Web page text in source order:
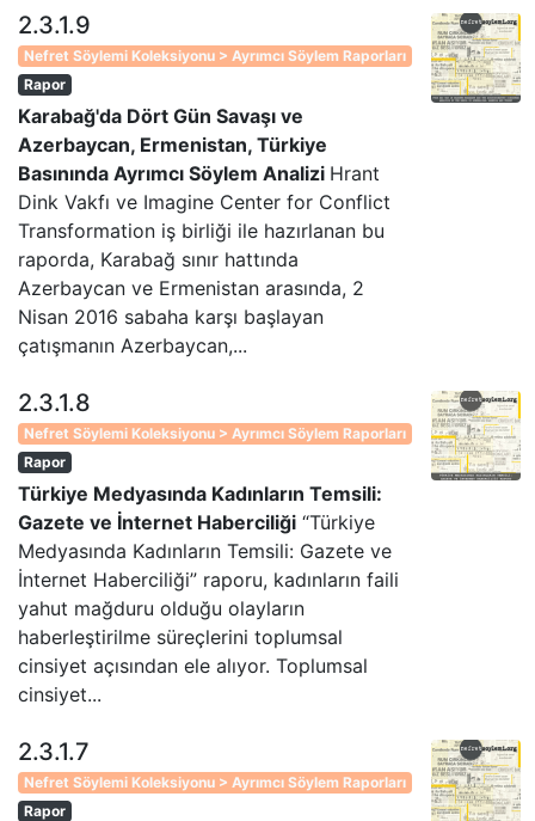
2.3.1.9
Nefret Söylemi Koleksiyonu > Ayrımcı Söylem Raporları
Rapor
Karabağ'da Dört Gün Savaşı ve
Azerbaycan, Ermenistan, Türkiye
Basınında Ayrımcı Söylem Analizi Hrant
Dink Vakfı ve Imagine Center for Conflict
Transformation iş birliği ile hazırlanan bu
raporda, Karabağ sınır hattında
Azerbaycan ve Ermenistan arasında, 2
Nisan 2016 sabaha karşı başlayan
çatışmanın Azerbaycan,...
2.3.1.8
Nefret Söylemi Koleksiyonu > Ayrımcı Söylem Raporları
Rapor
Türkiye Medyasında Kadınların Temsili:
Gazete ve İnternet Haberciliği “Türkiye
Medyasında Kadınların Temsili: Gazete ve
İnternet Haberciliği” raporu, kadınların faili
yahut mağduru olduğu olayların
haberleştirilme süreçlerini toplumsal
cinsiyet açısından ele alıyor. Toplumsal
cinsiyet...
2.3.1.7
Nefret Söylemi Koleksiyonu > Ayrımcı Söylem Raporları
Rapor